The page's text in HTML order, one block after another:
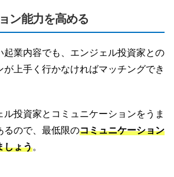
ン能力を高める
起業内容でも、エンジェル投資家との
が上手く行かなければマッチングでき
ル投資家とコミュニケーションをうま
るので、最低限のコミュニケーション
しょう。